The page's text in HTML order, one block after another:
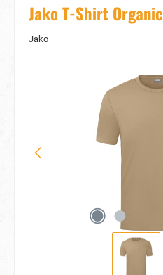
Jako T-Shirt Organic
Jako
Bildergalerie überspringen